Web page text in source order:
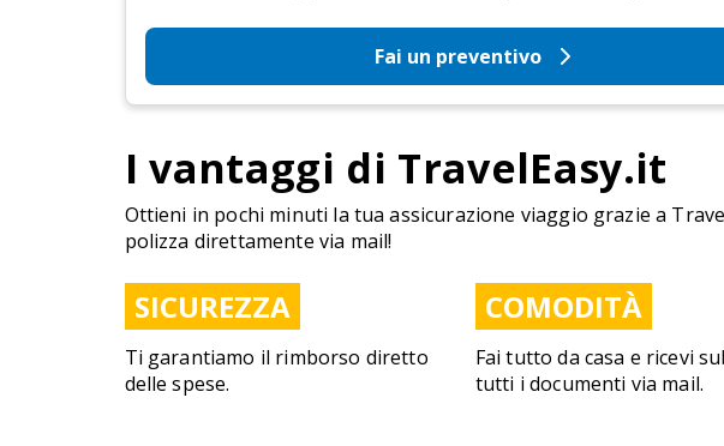
Fai un preventivo
I vantaggi di TravelEasy.it
Ottieni in pochi minuti la tua assicurazione viaggio grazie a
polizza direttamente via mail!
SICUREZZA
Ti garantiamo il rimborso diretto
delle spese.
COMODITÀ
Fai tutto da casa e ricevi
tutti i documenti via mail.